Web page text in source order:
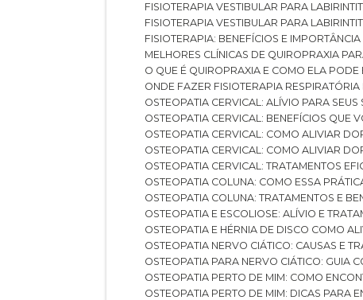
FISIOTERAPIA VESTIBULAR PARA
FISIOTERAPIA VESTIBULAR PARA
FISIOTERAPIA: BENEFÍCIOS E
MELHORES CLÍNICAS DE QUIROPRAXIA
O QUE É QUIROPRAXIA E COMO ELA
ONDE FAZER FISIOTERAPIA
OSTEOPATIA CERVICAL: ALÍVIO PARA SEUS
OSTEOPATIA CERVICAL: BENEFÍCIOS QUE
OSTEOPATIA CERVICAL: COMO ALIVIAR
OSTEOPATIA CERVICAL: COMO ALIVIAR
OSTEOPATIA CERVICAL: TRATAMENTOS
OSTEOPATIA COLUNA: COMO ESSA
OSTEOPATIA COLUNA: TRATAMENTOS E
OSTEOPATIA E ESCOLIOSE: ALÍVIO E
OSTEOPATIA E HÉRNIA DE DISCO COMO
OSTEOPATIA NERVO CIÁTICO: CAUSAS E
OSTEOPATIA PARA NERVO CIÁTICO: GUIA
OSTEOPATIA PERTO DE MIM: COMO
OSTEOPATIA PERTO DE MIM: DICAS PARA